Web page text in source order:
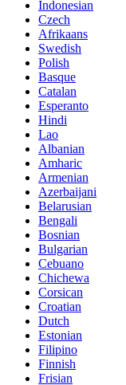
Indonesian
Czech
Afrikaans
Swedish
Polish
Basque
Catalan
Esperanto
Hindi
Lao
Albanian
Amharic
Armenian
Azerbaijani
Belarusian
Bengali
Bosnian
Bulgarian
Cebuano
Chichewa
Corsican
Croatian
Dutch
Estonian
Filipino
Finnish
Frisian